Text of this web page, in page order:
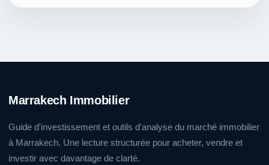
Marrakech Immobilier
Guide d'investissement et outils d'analyse du marché immobilier
à Marrakech. Une lecture structurée pour acheter, vendre et
investir avec davantage de clarté.